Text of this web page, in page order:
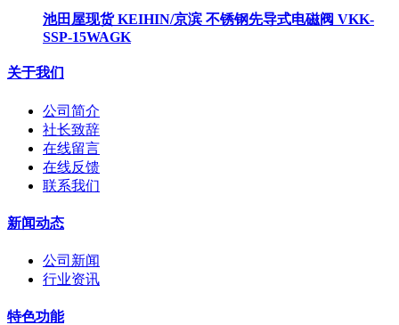
池田屋现货 KEIHIN/京滨 不锈钢先导式电磁阀 VKK-
SSP-15WAGK
关于我们
公司简介
社长致辞
在线留言
在线反馈
联系我们
新闻动态
公司新闻
行业资讯
特色功能